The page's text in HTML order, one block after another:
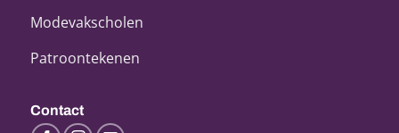
Modevakscholen
Patroontekenen
Contact